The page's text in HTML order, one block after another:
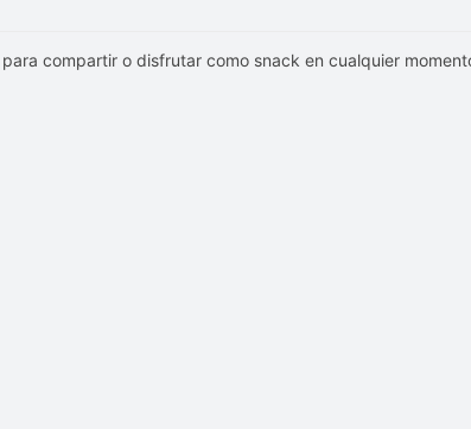
compartir o disfrutar como snack en cualquier